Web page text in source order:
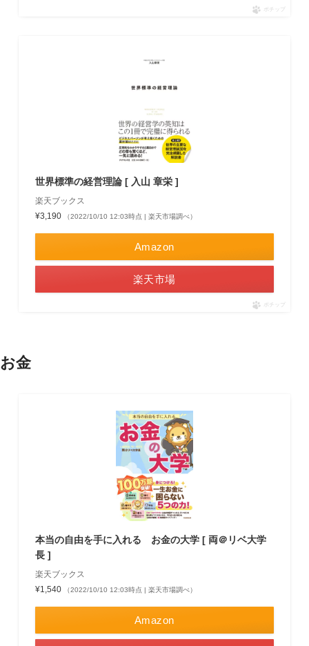
ポチップ
世界標準の経営理論 [ 入山 章栄 ]
楽天ブックス
¥3,190
（2022/10/10 12:03時点 | 楽天市場調べ）
Amazon
楽天市場
ポチップ
お金
本当の自由を手に入れる お金の大学 [ 両＠リベ大学
長 ]
楽天ブックス
¥1,540
（2022/10/10 12:03時点 | 楽天市場調べ）
Amazon